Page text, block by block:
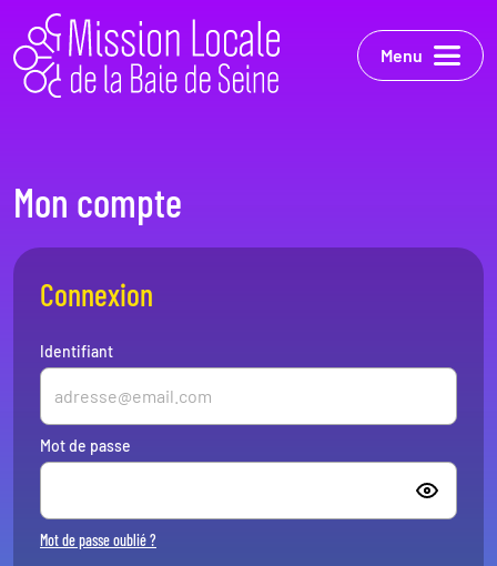
Menu
Mon compte
Connexion
Identifiant
Mot de passe
Mot de passe oublié ?